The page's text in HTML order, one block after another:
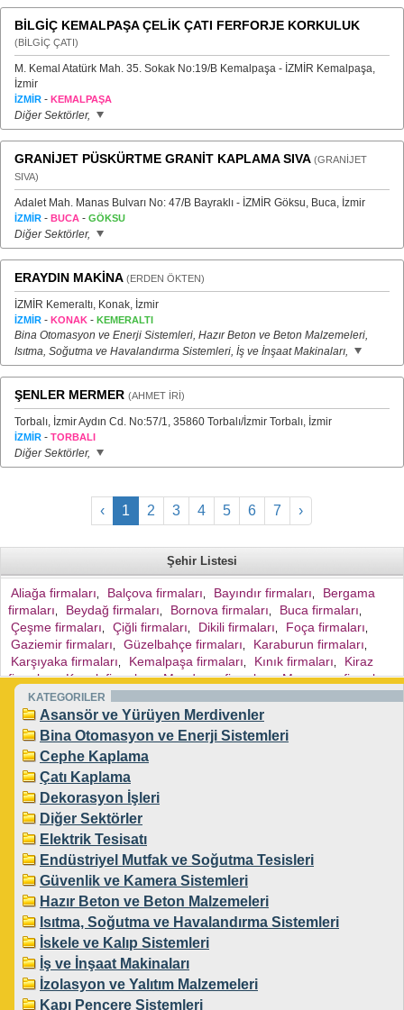
BİLGİÇ KEMALPAŞA ÇELİK ÇATI FERFORJE KORKULUK
(BİLGİÇ ÇATI)
M. Kemal Atatürk Mah. 35. Sokak No:19/B Kemalpaşa - İZMİR Kemalpaşa,
İzmir
İZMİR - KEMALPAŞA
Diğer Sektörler,
GRANİJET PÜSKÜRTME GRANİT KAPLAMA SIVA (GRANİJET
SIVA)
Adalet Mah. Manas Bulvarı No: 47/B Bayraklı - İZMİR Göksu, Buca, İzmir
İZMİR - BUCA - GÖKSU
Diğer Sektörler,
ERAYDIN MAKİNA (ERDEN ÖKTEN)
İZMİR Kemeraltı, Konak, İzmir
İZMİR - KONAK - KEMERALTI
Bina Otomasyon ve Enerji Sistemleri, Hazır Beton ve Beton Malzemeleri,
Isıtma, Soğutma ve Havalandırma Sistemleri, İş ve İnşaat Makinaları,
ŞENLER MERMER (AHMET İRİ)
Torbalı, İzmir Aydın Cd. No:57/1, 35860 Torbalı/İzmir Torbalı, İzmir
İZMİR - TORBALI
Diğer Sektörler,
‹ 1 2 3 4 5 6 7 ›
Şehir Listesi
Aliağa firmaları Balçova firmaları Bayındır firmaları
Bergama
firmaları
Beydağ firmaları Bornova firmaları Buca firmaları
Çeşme firmaları Çiğli firmaları Dikili firmaları Foça firmaları
Gaziemir firmaları Güzelbahçe firmaları Karaburun firmaları
Karşıyaka firmaları Kemalpaşa firmaları Kınık firmaları
Kiraz
firmaları, Konak firmaları, Menderes firmaları, Menemen firmaları,
Narlıdere firmaları
firmaları, Tire firmaları, Torbalı firmaları, Urla firmaları
Karabağlar firmaları, Bayraklı firmaları,
KATEGORILER
Asansör ve Yürüyen Merdivenler
Bina Otomasyon ve Enerji Sistemleri
Cephe Kaplama
Çatı Kaplama
Dekorasyon İşleri
Diğer Sektörler
Elektrik Tesisatı
Endüstriyel Mutfak ve Soğutma Tesisleri
Güvenlik ve Kamera Sistemleri
Hazır Beton ve Beton Malzemeleri
Isıtma, Soğutma ve Havalandırma Sistemleri
İskele ve Kalıp Sistemleri
İş ve İnşaat Makinaları
İzolasyon ve Yalıtım Malzemeleri
Kapı Pencere Sistemleri